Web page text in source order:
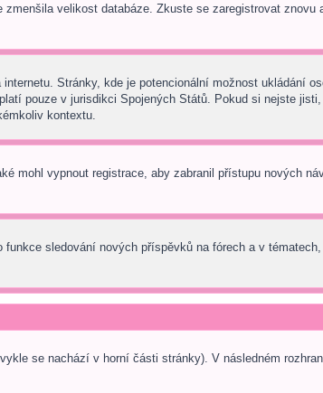
velikost databáze. Zkuste se zaregistrovat znovu
Stránky, kde je potencionální možnost ukládání
pouze v jurisdikci Spojených Států. Pokud si nejste
kontextu.
mohl vypnout registrace, aby zabranil přístupu nových
sledování nových příspěvků na fórech a v
se nachází v horní části stránky). V následném